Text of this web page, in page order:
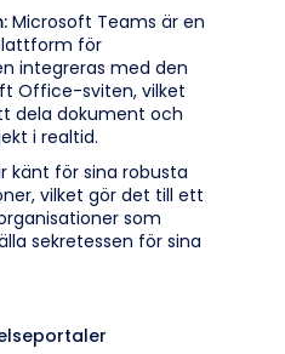
Microsoft Teams är en
för
integreras med den
Office-sviten, vilket
dela dokument och
i realtid.
känt för sina robusta
vilket gör det till ett
som
sekretessen för sina